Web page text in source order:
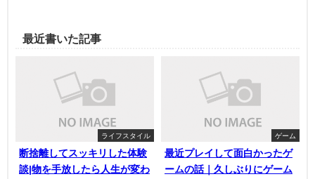
最近書いた記事
ライフスタイル
断捨離してスッキリした体験
談|物を手放したら人生が変わ
ゲーム
最近プレイして面白かったゲ
ームの話｜久しぶりにゲーム